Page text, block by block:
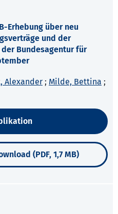
Erhebung über neu
und der
Bundesagentur für
Alexander ; Milde, Bettina ;
(PDF, 1,7 MB)